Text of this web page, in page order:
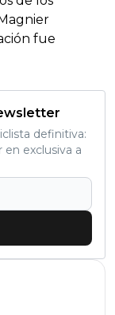
fue
definitiva:
en exclusiva a